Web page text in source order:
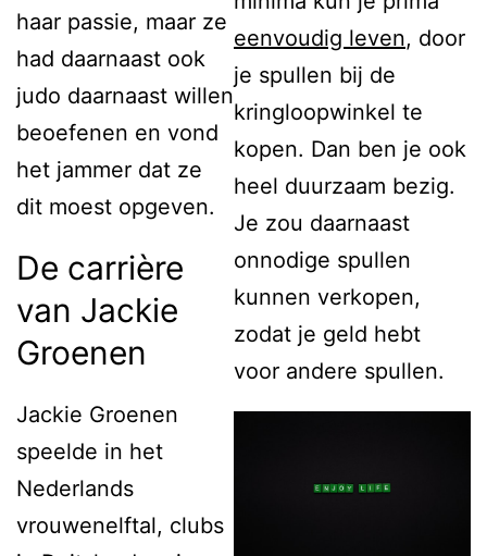
haar passie, maar ze
had daarnaast ook
judo daarnaast willen
beoefenen en vond
het jammer dat ze
dit moest opgeven.
De carrière
van Jackie
Groenen
Jackie Groenen
speelde in het
Nederlands
vrouwenelftal, clubs
eenvoudig leven, door
je spullen bij de
kringloopwinkel te
kopen. Dan ben je ook
heel duurzaam bezig.
Je zou daarnaast
onnodige spullen
kunnen verkopen,
zodat je geld hebt
voor andere spullen.